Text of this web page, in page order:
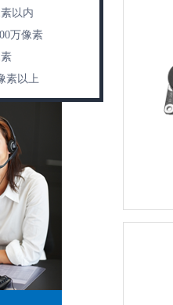
以内
万像素
素以上